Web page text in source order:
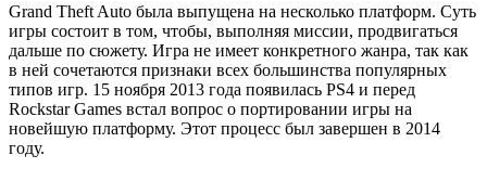
Grand Theft Auto была выпущена на несколько платформ. Суть
игры состоит в том, чтобы, выполняя миссии, продвигаться
дальше по сюжету. Игра не имеет конкретного жанра, так как
в ней сочетаются признаки всех большинства популярных
типов игр. 15 ноября 2013 года появилась PS4 и перед
Rockstar Games встал вопрос о портировании игры на
новейшую платформу. Этот процесс был завершен в 2014
году.